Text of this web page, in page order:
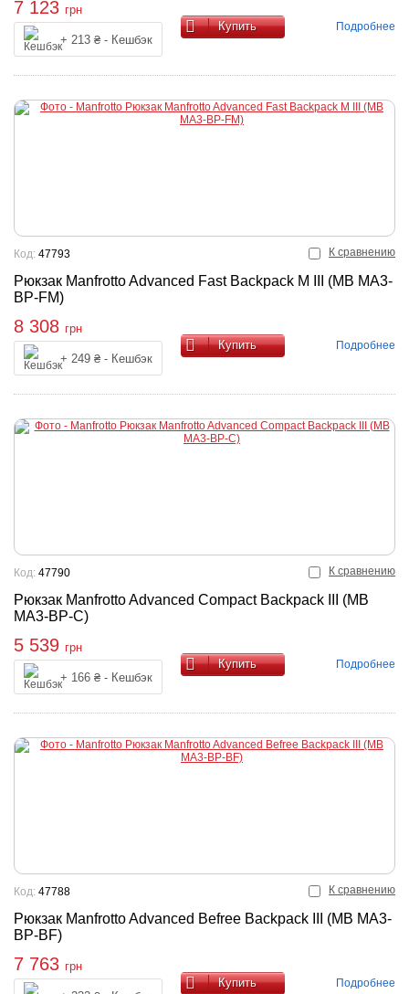
7 123 грн
+ 213 ₴ - Кешбэк
Купить Подробнее
К сравнению
Рюкзак Manfrotto Advanced Fast Backpack M III (MB MA3-
BP-FM)
Код: 47793
8 308 грн
+ 249 ₴ - Кешбэк
Купить Подробнее
К сравнению
Рюкзак Manfrotto Advanced Compact Backpack III (MB
MA3-BP-C)
Код: 47790
5 539 грн
+ 166 ₴ - Кешбэк
Купить Подробнее
К сравнению
Рюкзак Manfrotto Advanced Befree Backpack III (MB MA3-
BP-BF)
Код: 47788
7 763 грн
Купить Подробнее